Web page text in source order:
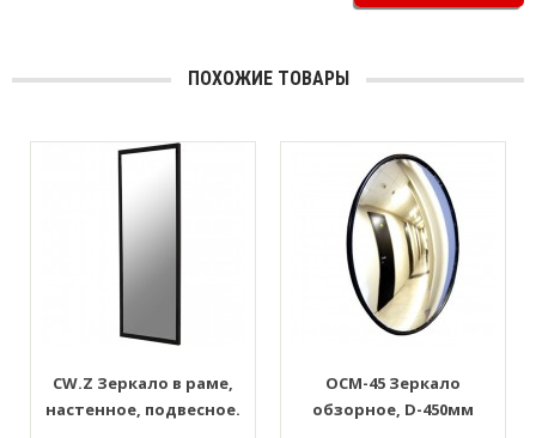
ПОХОЖИЕ ТОВАРЫ
CW.Z Зеркало в раме,
настенное, подвесное.
OCM-45 Зеркало
обзорное, D-450мм